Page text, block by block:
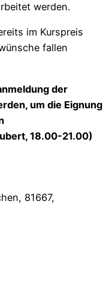
werden.
im Kurspreis
fallen
der
um die Eignung
18.00-21.00)
81667,